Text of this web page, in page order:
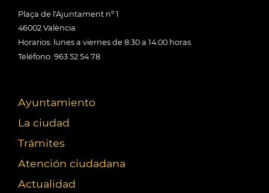
Plaça de l'Ajuntament nº 1
46002 València
Horarios: lunes a viernes de 8:30 a 14:00 horas
Teléfono: 963 52 54 78
Ayuntamiento
La ciudad
Trámites
Atención ciudadana
Actualidad